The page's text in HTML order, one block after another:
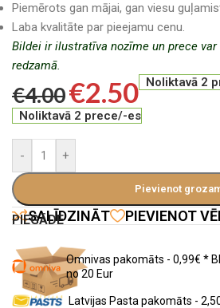
Piemērots gan mājai, gan viesu
Laba kvalitāte par pieejamu cenu.
Bildei ir ilustratīva nozīme un prece
redzamā.
€4.00€2.50 Noliktavā 2
Noliktavā 2 prece/-es
- +
Pievienot
SALĪDZINĀT PIEVIENOT
PIEGĀDE
Omnivas pakomāts - 0,99€ *
no 20 Eur
Latvijas Pasta pakomāts -